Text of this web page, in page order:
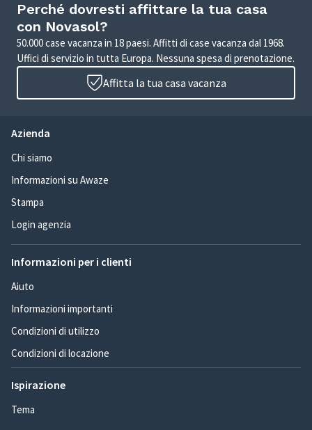
Perché dovresti affittare la tua casa
con Novasol?
50.000 case vacanza in 18 paesi. Affitti di case vacanza dal 1968.
Uffici di servizio in tutta Europa. Nessuna spesa di prenotazione.
Affitta la tua casa vacanza
Azienda
Chi siamo
Informazioni su Awaze
Stampa
Login agenzia
Informazioni per i clienti
Aiuto
Informazioni importanti
Condizioni di utilizzo
Condizioni di locazione
Ispirazione
Tema